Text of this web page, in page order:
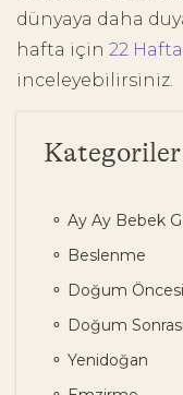
dünyaya daha
hafta için 22
inceleyebilirsiniz.
Kategoriler
Ay Ay Bebek
Beslenme
Doğum Öncesi
Doğum Sonrası
Yenidoğan